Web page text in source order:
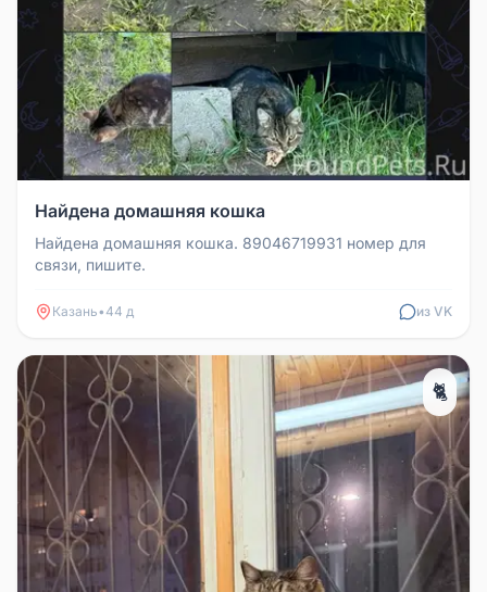
Найдена домашняя кошка
Найдена домашняя кошка. 89046719931 номер для
связи, пишите.
Казань•44 д из VK
🐈